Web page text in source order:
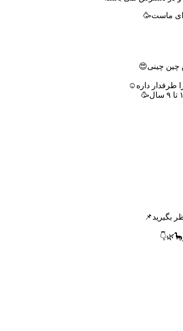
ماست🥳
چین چینی😍
طرفدار داره☺️